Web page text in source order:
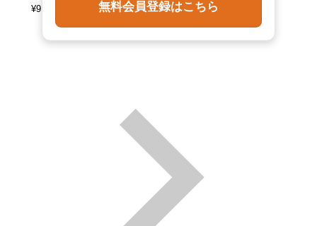
¥9,790
¥7,590(税込)
無料会員登録はこちら